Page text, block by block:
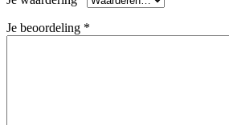
Je beoordeling *